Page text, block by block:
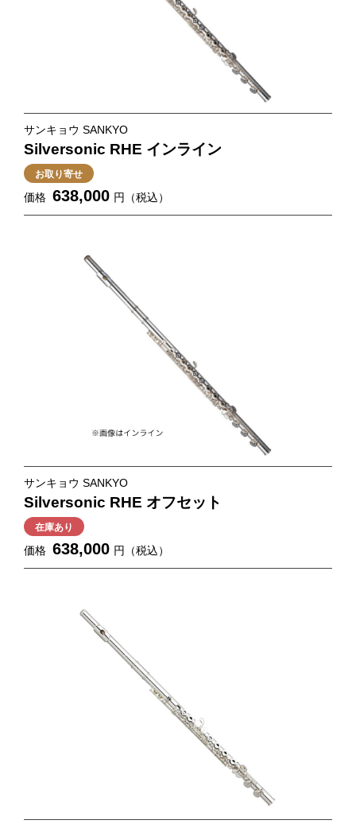
サンキョウ SANKYO
Silversonic RHE インライン
お取り寄せ
価格 638,000 円（税込）
サンキョウ SANKYO
Silversonic RHE オフセット
在庫あり
価格 638,000 円（税込）